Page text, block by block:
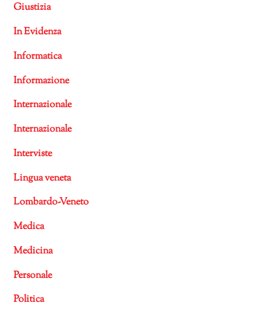
Giustizia
In Evidenza
Informatica
Informazione
Internazionale
Internazionale
Interviste
Lingua veneta
Lombardo-Veneto
Medica
Medicina
Personale
Politica